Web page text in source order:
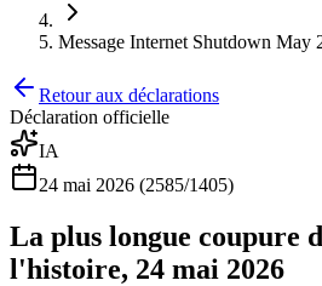
Message Internet Shutdown May
Retour aux déclarations
Déclaration officielle
IA
24 mai 2026 (2585/1405)
La plus longue coupure
l'histoire, 24 mai 2026